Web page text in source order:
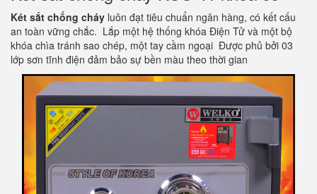
Két sắt chống cháy luôn đạt tiêu chuẩn ngân hàng, có kết cấu
an toàn vững chắc. Lắp một hệ thống khóa Điện Tử và một bộ
khóa chìa tránh sao chép, một tay cầm ngoại Được phủ bởi 03
lớp sơn tĩnh điện đảm bảo sự bền màu theo thời gian